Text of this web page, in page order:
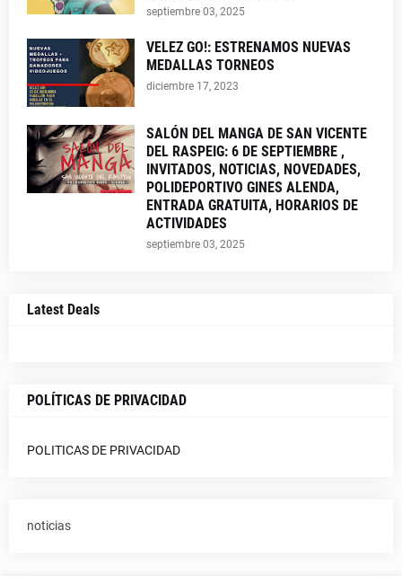
septiembre 03, 2025
VELEZ GO!: ESTRENAMOS NUEVAS
MEDALLAS TORNEOS
diciembre 17, 2023
SALÓN DEL MANGA DE SAN VICENTE
DEL RASPEIG: 6 DE SEPTIEMBRE ,
INVITADOS, NOTICIAS, NOVEDADES,
POLIDEPORTIVO GINES ALENDA,
ENTRADA GRATUITA, HORARIOS DE
ACTIVIDADES
septiembre 03, 2025
Latest Deals
POLÍTICAS DE PRIVACIDAD
POLITICAS DE PRIVACIDAD
noticias